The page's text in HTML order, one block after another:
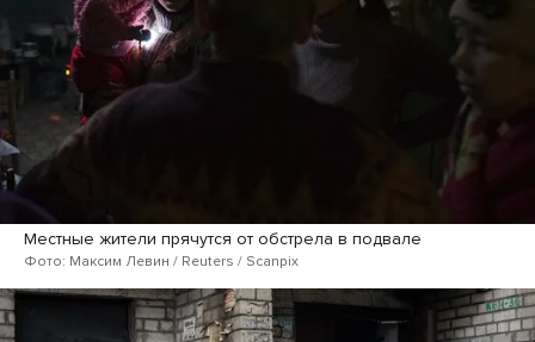
Местные жители прячутся от обстрела в подвале
Фото: Максим Левин / Reuters / Scanpix